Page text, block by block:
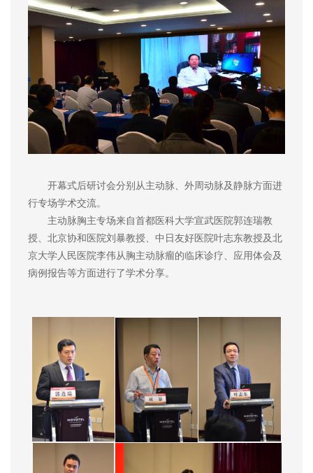
开幕式后研讨会分别从主动脉、外周动脉及静脉方面进
行专场学术交流。
主动脉胸主专场来自首都医科大学宣武医院郭连瑞教
授、北京协和医院刘暴教授、中日友好医院叶志东教授及北
京大学人民医院李伟从胸主动脉瘤的临床诊疗、应用体会及
病例报告等方面进行了学术分享。